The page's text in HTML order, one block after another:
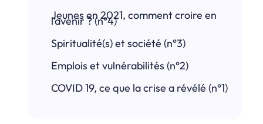
Jeunes en 2021, comment croire en
l’avenir ? (n°4)
Spiritualité(s) et société (n°3)
Emplois et vulnérabilités (n°2)
COVID 19, ce que la crise a révélé (n°1)